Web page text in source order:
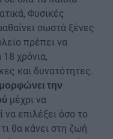
Φυσικές
σωστά ξένες
πρέπει να
χρόνια,
και δυνατότητες.
την
μέχρι να
να επιλέξει όσο το
θα κάνει στη ζωή